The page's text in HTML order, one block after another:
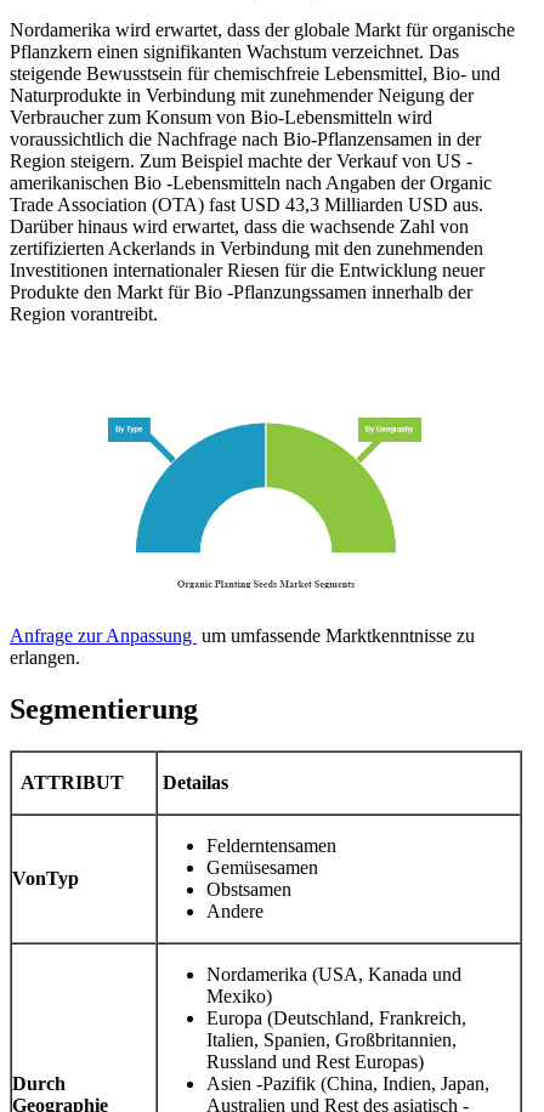
Nordamerika wird erwartet, dass der globale Markt für organische
Pflanzkern einen signifikanten Wachstum verzeichnet. Das
steigende Bewusstsein für chemischfreie Lebensmittel, Bio- und
Naturprodukte in Verbindung mit zunehmender Neigung der
Verbraucher zum Konsum von Bio-Lebensmitteln wird
voraussichtlich die Nachfrage nach Bio-Pflanzensamen in der
Region steigern. Zum Beispiel machte der Verkauf von US -
amerikanischen Bio -Lebensmitteln nach Angaben der Organic
Trade Association (OTA) fast USD 43,3 Milliarden USD aus.
Darüber hinaus wird erwartet, dass die wachsende Zahl von
zertifizierten Ackerlands in Verbindung mit den zunehmenden
Investitionen internationaler Riesen für die Entwicklung neuer
Produkte den Markt für Bio -Pflanzungssamen innerhalb der
Region vorantreibt.
Anfrage zur Anpassung um umfassende Marktkenntnisse zu
erlangen.
Segmentierung
ATTRIBUT Detailas
VonTyp
Felderntensamen
Gemüsesamen
Obstsamen
Andere
Durch
Geographie
Nordamerika (USA, Kanada und
Mexiko)
Europa (Deutschland, Frankreich,
Italien, Spanien, Großbritannien,
Russland und Rest Europas)
Asien -Pazifik (China, Indien, Japan,
Australien und Rest des asiatisch -